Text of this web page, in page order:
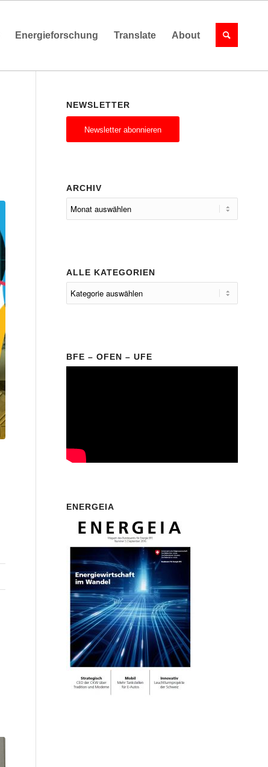
Energieforschung Translate About
NEWSLETTER
Newsletter abonnieren
ARCHIV
ALLE KATEGORIEN
BFE – OFEN – UFE
ENERGEIA